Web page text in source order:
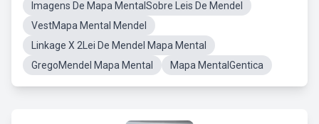
Imagens De Mapa MentalSobre Leis De Mendel
VestMapa Mental Mendel
Linkage X 2Lei De Mendel Mapa Mental
GregoMendel Mapa Mental
Mapa MentalGentica